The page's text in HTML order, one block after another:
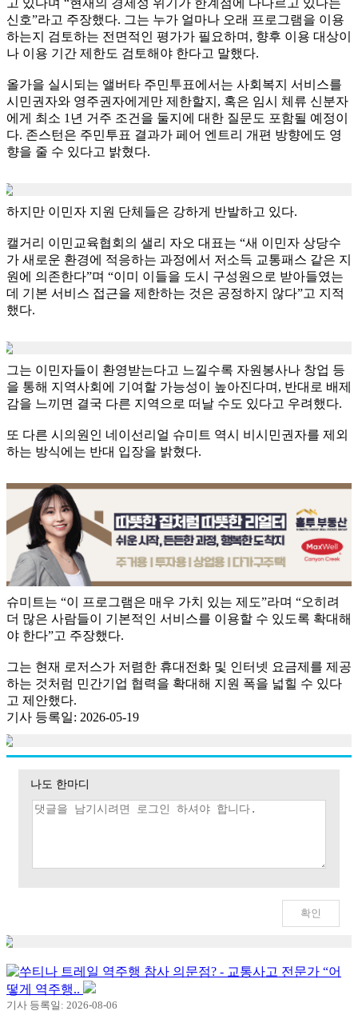
신호”라고 주장했다. 그는 누가 얼마나 오래 프로그램을 이용
하는지 검토하는 전면적인 평가가 필요하며, 향후 이용 대상이
나 이용 기간 제한도 검토해야 한다고 말했다.
올가을 실시되는 앨버타 주민투표에서는 사회복지 서비스를
시민권자와 영주권자에게만 제한할지, 혹은 임시 체류 신분자
에게 최소 1년 거주 조건을 둘지에 대한 질문도 포함될 예정이
다. 존스턴은 주민투표 결과가 페어 엔트리 개편 방향에도 영
향을 줄 수 있다고 밝혔다.
하지만 이민자 지원 단체들은 강하게 반발하고 있다.
캘거리 이민교육협회의 샐리 자오 대표는 “새 이민자 상당수
가 새로운 환경에 적응하는 과정에서 저소득 교통패스 같은 지
원에 의존한다”며 “이미 이들을 도시 구성원으로 받아들였는
데 기본 서비스 접근을 제한하는 것은 공정하지 않다”고 지적
했다.
그는 이민자들이 환영받는다고 느낄수록 자원봉사나 창업 등
을 통해 지역사회에 기여할 가능성이 높아진다며, 반대로 배제
감을 느끼면 결국 다른 지역으로 떠날 수도 있다고 우려했다.
또 다른 시의원인 네이선리얼 슈미트 역시 비시민권자를 제외
하는 방식에는 반대 입장을 밝혔다.
슈미트는 “이 프로그램은 매우 가치 있는 제도”라며 “오히려
더 많은 사람들이 기본적인 서비스를 이용할 수 있도록 확대해
야 한다”고 주장했다.
그는 현재 로저스가 저렴한 휴대전화 및 인터넷 요금제를 제공
하는 것처럼 민간기업 협력을 확대해 지원 폭을 넓힐 수 있다
고 제안했다.
기사 등록일: 2026-05-19
나도 한마디
쑤티나 트레일 역주행 참사 의문점? - 교통사고 전문가 “어
떻게 역주행..
기사 등록일: 2026-08-06